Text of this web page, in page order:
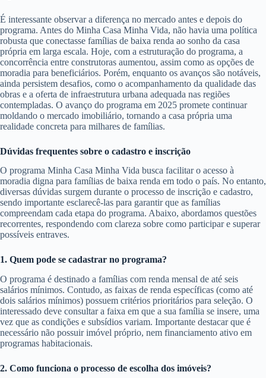
É interessante observar a diferença no mercado antes e depois do
programa. Antes do Minha Casa Minha Vida, não havia uma política
robusta que conectasse famílias de baixa renda ao sonho da casa
própria em larga escala. Hoje, com a estruturação do programa, a
concorrência entre construtoras aumentou, assim como as opções de
moradia para beneficiários. Porém, enquanto os avanços são notáveis,
ainda persistem desafios, como o acompanhamento da qualidade das
obras e a oferta de infraestrutura urbana adequada nas regiões
contempladas. O avanço do programa em 2025 promete continuar
moldando o mercado imobiliário, tornando a casa própria uma
realidade concreta para milhares de famílias.
Dúvidas frequentes sobre o cadastro e inscrição
O programa Minha Casa Minha Vida busca facilitar o acesso à
moradia digna para famílias de baixa renda em todo o país. No entanto,
diversas dúvidas surgem durante o processo de inscrição e cadastro,
sendo importante esclarecê-las para garantir que as famílias
compreendam cada etapa do programa. Abaixo, abordamos questões
recorrentes, respondendo com clareza sobre como participar e superar
possíveis entraves.
1. Quem pode se cadastrar no programa?
O programa é destinado a famílias com renda mensal de até seis
salários mínimos. Contudo, as faixas de renda específicas (como até
dois salários mínimos) possuem critérios prioritários para seleção. O
interessado deve consultar a faixa em que a sua família se insere, uma
vez que as condições e subsídios variam. Importante destacar que é
necessário não possuir imóvel próprio, nem financiamento ativo em
programas habitacionais.
2. Como funciona o processo de escolha dos imóveis?